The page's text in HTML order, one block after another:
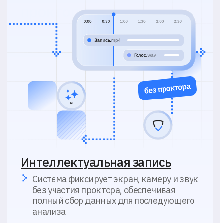
Проверка проктором
После экзамена ИИ анализирует
собранные записи, выявляет
подозрительное поведение и аномалии
Все данные хранятся для последующего
разбора спорных случаев и
юридической защиты результатов
Нужна
дополнительная
информация?